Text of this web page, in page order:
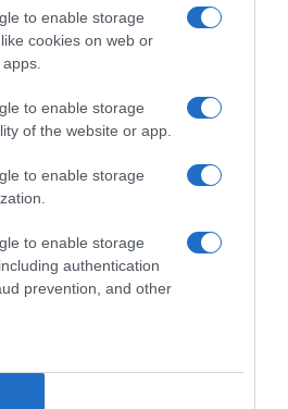
to enable storage
cookies on web or
to enable storage
of the website or app.
to enable storage
to enable storage
authentication
prevention, and other
για τα συστήματα
νέο Διεθνές
– Αναμένεται να
τον Νοέμβριο του
από 1η Οκτωβρίου οι
αναρτώνται –
φορέων που τις εκδίδουν”
debater.gr στο
Tweet